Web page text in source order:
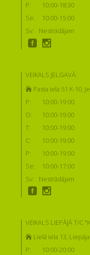
P:
10:00-18:30
Se:
10:00-15:00
Sv:
Nestrādājam
VEIKALS JELGAVĀ:
Pasta iela 51 K-10,
P:
10:00-19:00
O:
10:00-19:00
T:
10:00-19:00
C:
10:00-19:00
P:
10:00-19:00
Se:
10:00-17:00
Sv:
Nestrādājam
VEIKALS LIEPĀJĀ T/C
Lielā iela 13, Liepāja
P:
10:00-20:00